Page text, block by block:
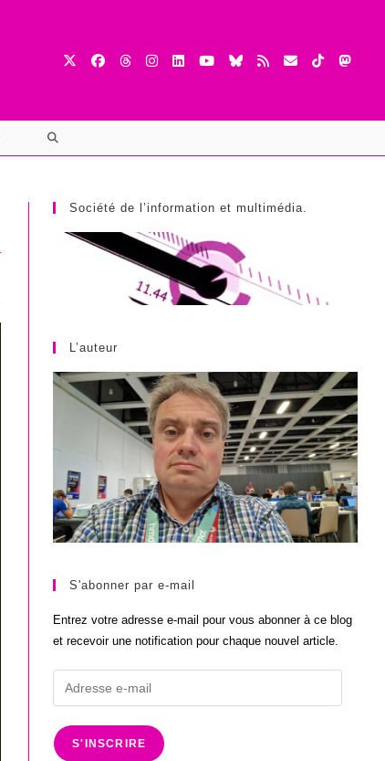
TOGGLE
SEARCH
Société de l’information et multimédia.
L’auteur
S'abonner par e-mail
Entrez votre adresse e-mail pour vous abonner à ce blog
et recevoir une notification pour chaque nouvel article.
Adresse
e-
mail
S'INSCRIRE